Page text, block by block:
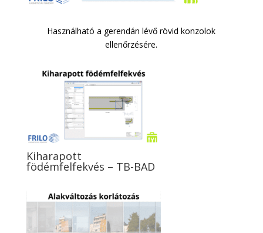
Használható a gerendán lévő rövid konzolok
ellenőrzésére.
Kiharapott
födémfelfekvés – TB-BAD